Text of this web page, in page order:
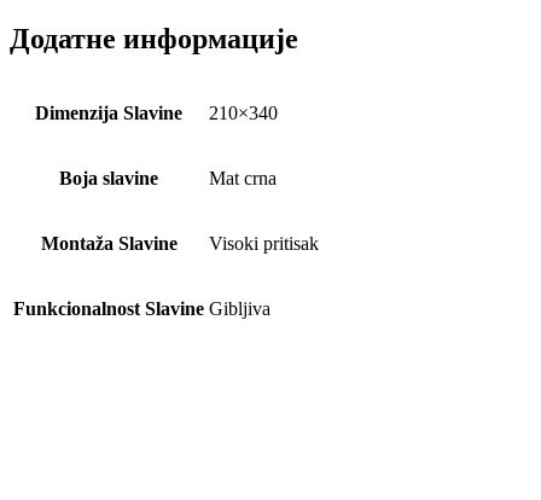
Додатне информације
Dimenzija Slavine 210×340
Boja slavine Mat crna
Montaža Slavine Visoki pritisak
Funkcionalnost Slavine Gibljiva